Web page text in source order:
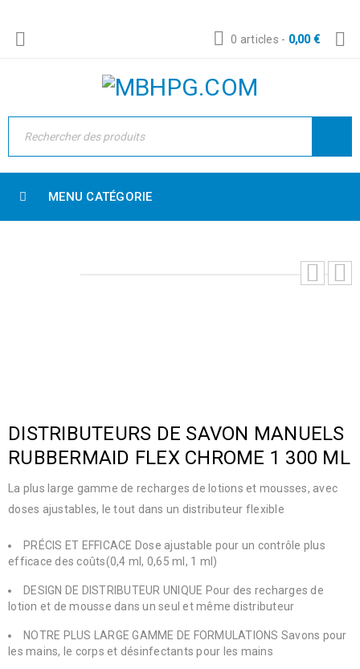
0 articles - 0,00€
MENU CATÉGORIE
DISTRIBUTEURS DE SAVON MANUELS
RUBBERMAID FLEX CHROME 1 300 ML
La plus large gamme de recharges de lotions et mousses, avec
doses ajustables, le tout dans un distributeur flexible
PRÉCIS ET EFFICACE Dose ajustable pour un contrôle plus
efficace des coûts(0,4 ml, 0,65 ml, 1 ml)
DESIGN DE DISTRIBUTEUR UNIQUE Pour des recharges de
lotion et de mousse dans un seul et même distributeur
NOTRE PLUS LARGE GAMME DE FORMULATIONS Savons pour
les mains, le corps et désinfectants pour les mains